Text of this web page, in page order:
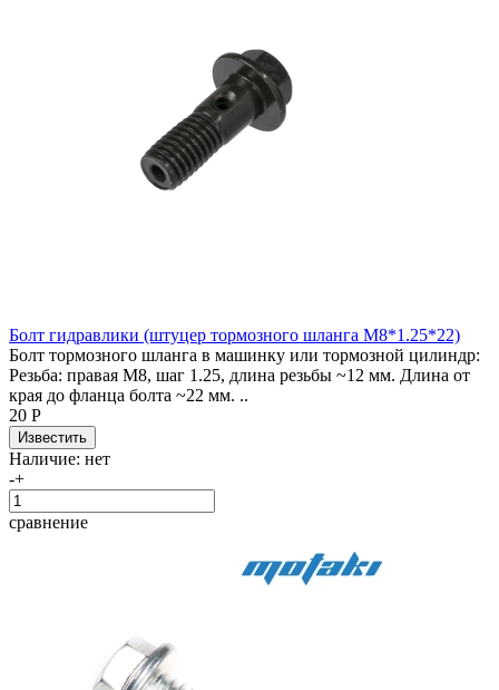
Болт гидравлики (штуцер тормозного шланга М8*1.25*22)
Болт тормозного шланга в машинку или тормозной цилиндр:
Резьба: правая М8, шаг 1.25, длина резьбы ~12 мм. Длина от
края до фланца болта ~22 мм. ..
20 Р
Наличие: нет
-+
сравнение